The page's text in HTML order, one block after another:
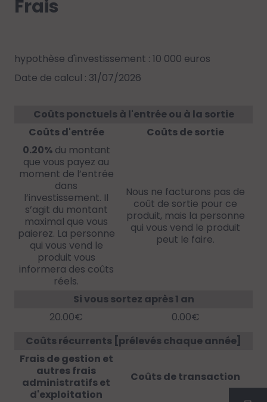
Frais
hypothèse d'investissement : 10 000 euros
Date de calcul : 31/07/2026
Coûts ponctuels à l'entrée ou à la sortie
Coûts d'entrée
Coûts de sortie
0.20%du montant
que vous payez au
moment de l’entrée
dans
l’investissement. Il
s’agit du montant
maximal que vous
paierez. La personne
qui vous vend le
produit vous
informera des coûts
réels.
Nous ne facturons pas de
coût de sortie pour ce
produit, mais la personne
qui vous vend le produit
peut le faire.
Si vous sortez après 1 an
20.00€
0.00€
Coûts récurrents [prélevés chaque année]
Frais de gestion et
autres frais
administratifs et
d'exploitation
Coûts de transaction